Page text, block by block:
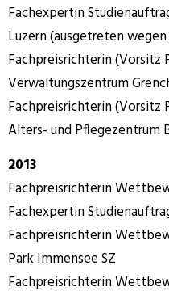
Fachexpertin
Luzern (ausgetreten
Fachpreisrichterin
Verwaltungszentrum
Fachpreisrichterin
Alters- und Pflegezentrum
2013
Fachpreisrichterin
Fachexpertin
Fachpreisrichterin
Park Immensee SZ
Fachpreisrichterin